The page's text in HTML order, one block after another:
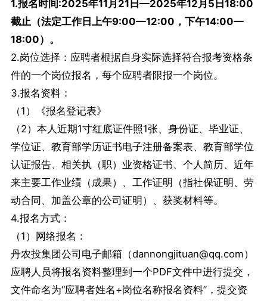
1.报名时间:2025年11月21日—2025年12月5日18:00
截止（法定工作日上午9:00—12:00，下午14:00—
18:00）。
2.岗位选择：应聘者根据自身实际选择符合报考资格条
件的一个岗位报名，每个应聘者限报一个岗位。
3.报名资料：
（1）《报名登记表》
（2）本人近期1寸红底证件照1张、身份证、毕业证、
学位证、教育部学历证书电子注册备案表、教育部学位
认证报告、相关执（职）业资格证书、个人简历、近年
来主要工作业绩（成果）、工作证明（指社保证明、劳
动合同、加盖公章的公司证明）、获奖材料等。
4.报名方式：
（1）网络报名：
丹农投集团公司电子邮箱（dannongjituan@qq.com）
应聘人员将报名资料整理到一个PDF文件中进行提交，
文件命名为“应聘者姓名+岗位名称报名资料”，提交资